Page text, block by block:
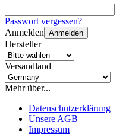
Passwort vergessen?
Anmelden Anmelden
Hersteller
Versandland
Mehr über...
Datenschutzerklärung
Unsere AGB
Impressum